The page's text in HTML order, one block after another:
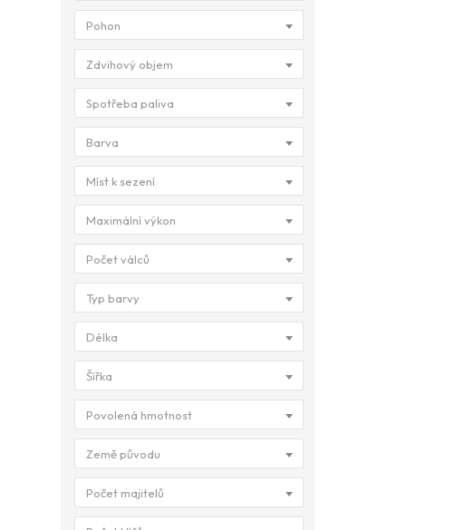
Pohon
Zdvihový objem
Spotřeba paliva
Barva
Míst k sezení
Maximální výkon
Počet válců
Typ barvy
Délka
Šířka
Povolená hmotnost
Země původu
Počet majitelů